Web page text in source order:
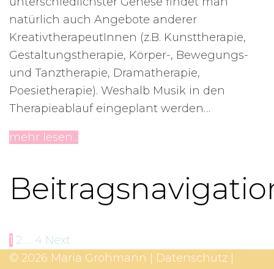
natürlich auch Angebote anderer
KreativtherapeutInnen (z.B. Kunsttherapie,
Gestaltungstherapie, Körper-, Bewegungs-
und Tanztherapie, Dramatherapie,
Poesietherapie). Weshalb Musik in den
Therapieablauf eingeplant werden…
mehr lesen...
1 2 … 4 Next
© 2026 Maria Grohmann | Datenschutz